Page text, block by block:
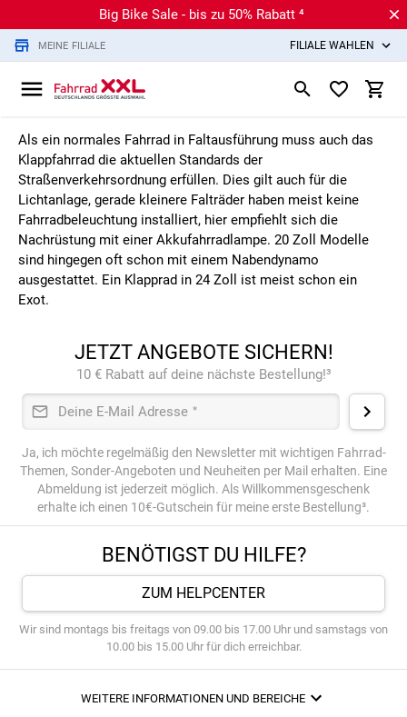
Big Bike Sale - bis zu 50% Rabatt ⁴
MEINE FILIALE FILIALE WÄHLEN
Als ein normales Fahrrad in Faltausführung muss auch das
Klappfahrrad die aktuellen Standards der
Straßenverkehrsordnung erfüllen. Dies gilt auch für die
Lichtanlage, gerade kleinere Falträder haben meist keine
Fahrradbeleuchtung installiert, hier empfiehlt sich die
Nachrüstung mit einer Akkufahrradlampe. 20 Zoll Modelle
sind hingegen oft schon mit einem Nabendynamo
ausgestattet. Ein Klapprad in 24 Zoll ist meist schon ein
Exot.
JETZT ANGEBOTE SICHERN!
10 € Rabatt auf deine nächste Bestellung!³
Deine E-Mail Adresse *
Ja, ich möchte regelmäßig den Newsletter mit wichtigen Fahrrad-
Themen, Sonder-Angeboten und Neuheiten per Mail erhalten. Eine
Abmeldung ist jederzeit möglich. Als Willkommensgeschenk
erhalte ich einen 10€-Gutschein für meine erste Bestellung³.
BENÖTIGST DU HILFE?
ZUM HELPCENTER
Wir sind montags bis freitags von 09.00 bis 17.00 Uhr und samstags von
10.00 bis 15.00 Uhr für dich erreichbar.
WEITERE INFORMATIONEN UND BEREICHE